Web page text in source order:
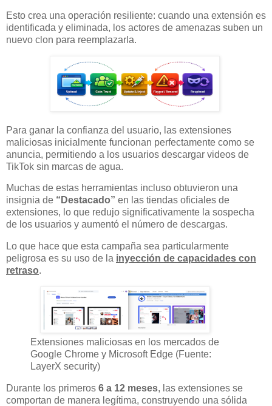
Esto crea una operación resiliente: cuando una extensión es
identificada y eliminada, los actores de amenazas suben un
nuevo clon para reemplazarla.
Para ganar la confianza del usuario, las extensiones
maliciosas inicialmente funcionan perfectamente como se
anuncia, permitiendo a los usuarios descargar videos de
TikTok sin marcas de agua.
Muchas de estas herramientas incluso obtuvieron una
insignia de “Destacado” en las tiendas oficiales de
extensiones, lo que redujo significativamente la sospecha
de los usuarios y aumentó el número de descargas.
Lo que hace que esta campaña sea particularmente
peligrosa es su uso de la inyección de capacidades con
retraso.
Extensiones maliciosas en los mercados de
Google Chrome y Microsoft Edge (Fuente:
LayerX security)
Durante los primeros 6 a 12 meses, las extensiones se
comportan de manera legítima, construyendo una sólida